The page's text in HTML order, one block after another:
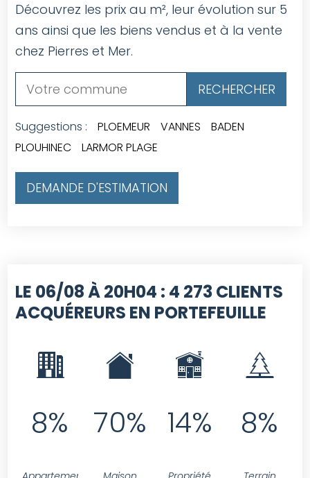
Découvrez les prix au m², leur évolution sur 5
ans ainsi que les biens vendus et à la vente
chez Pierres et Mer.
Suggestions : PLOEMEUR VANNES
BADEN
PLOUHINEC
LARMOR PLAGE
DEMANDE D'ESTIMATION
LE 06/08 À 20H04 : 4 273 CLIENTS
ACQUÉREURS EN PORTEFEUILLE
8% 70% 14% 8%